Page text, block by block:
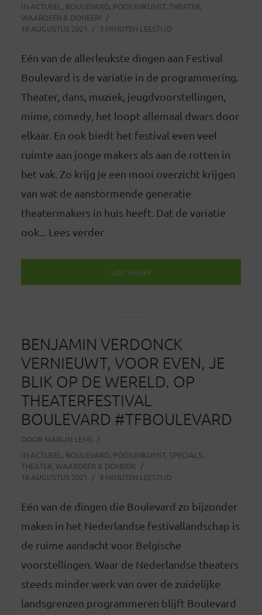
IN ACTUEEL , BOULEVARD, PODIUMKUNST, THEATER,
WAARDEER & DONEER!
19 AUGUSTUS 2021
3 MINUTEN LEESTIJD
Eén van de allerleukste dingen aan Festival
Boulevard is de variatie in de programmering.
Theater, dans, muziek, jeugdvoorstellingen,
mime, comedy, het loopt allemaal dwars door
elkaar. En ook biedt het festival even veel
ruimte aan jonge makers als aan de rotten in
het vak. Zo krijg je een mooi overzicht krijgen
van wat de aanstormende generatie
theatermakers in huis heeft. Dat de variatie
ook... Lees verder
LEES VERDER
BENJAMIN VERDONCK
VERNIEUWT, VOOR EVEN, JE
BLIK OP DE WERELD. OP
THEATERFESTIVAL
BOULEVARD #TFBOULEVARD
DOOR MARIJN LEMS
IN ACTUEEL , BOULEVARD, PODIUMKUNST, SPECIALS,
THEATER, WAARDEER & DONEER!
16 AUGUSTUS 2021
4 MINUTEN LEESTIJD
Eén van de dingen die Boulevard zo bijzonder
maken in het Nederlandse festivallandschap is
de ruime aandacht voor Belgische
voorstellingen. Waar de Nederlandse theaters
steeds minder werk van over de zuidelijke
landsgrenzen programmeren blijft Boulevard